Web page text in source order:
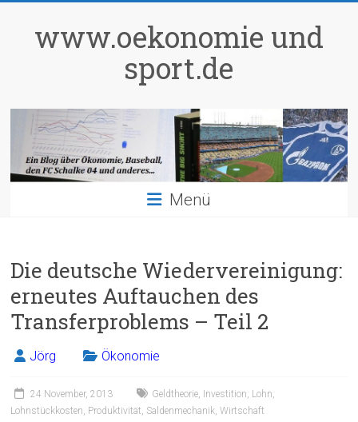
springenwww.oekonomie und
sport.de
Menü
Die deutsche Wiedervereinigung:
erneutes Auftauchen des
Transferproblems – Teil 2
Jörg Ökonomie
24 November, 2013 Geldtheorie, Investition, Lohn,
Lohnstückkosten, Produktivität, Saldenmechanik,Wirtschaft